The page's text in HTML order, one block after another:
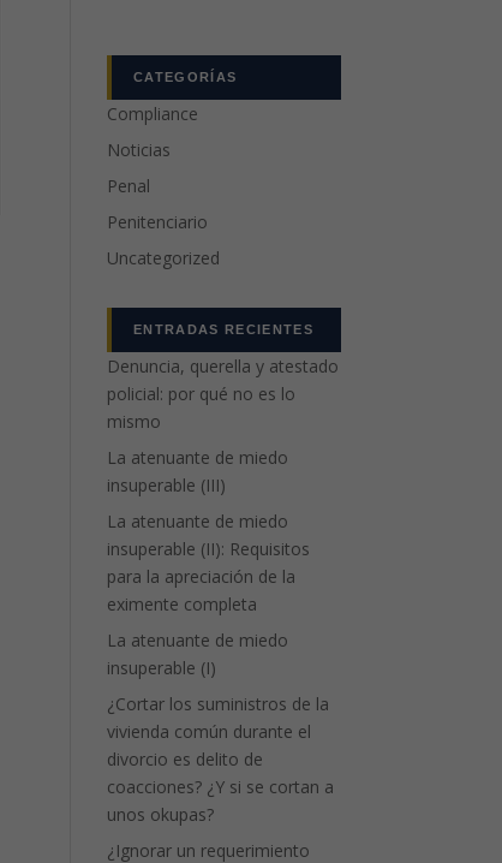
CATEGORÍAS
Compliance
Noticias
Penal
Penitenciario
Uncategorized
ENTRADAS RECIENTES
Denuncia, querella y atestado
policial: por qué no es lo
mismo
La atenuante de miedo
insuperable (III)
La atenuante de miedo
insuperable (II): Requisitos
para la apreciación de la
eximente completa
La atenuante de miedo
insuperable (I)
¿Cortar los suministros de la
vivienda común durante el
divorcio es delito de
coacciones? ¿Y si se cortan a
unos okupas?
¿Ignorar un requerimiento